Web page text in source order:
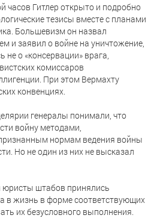
часов Гитлер открыто и подробно
тезисы вместе с планами
Большевизм он назвал
и заявил о войне на уничтожение,
не о «консервации» врага,
комиссаров
При этом Вермахту
конвенциях.
генералы понимали, что
войну методами,
нормам ведения войны
Но не один из них не высказал
штабов принялись
в жизнь в форме соответствующих
их безусловного выполнения.